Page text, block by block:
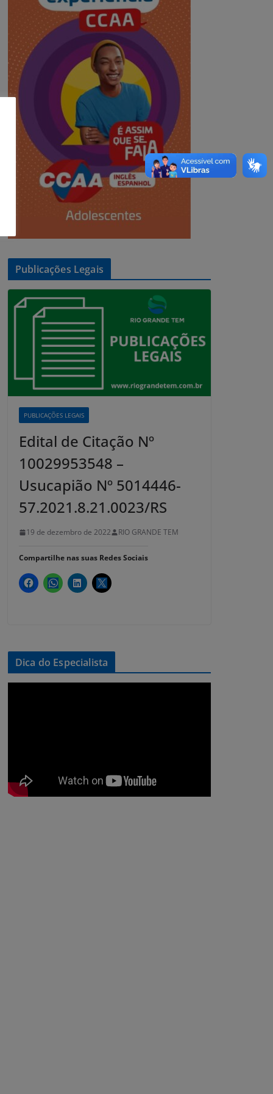
Publicações Legais
PUBLICAÇÕES LEGAIS
Edital de Citação Nº
10029953548 –
Usucapião Nº 5014446-
57.2021.8.21.0023/RS
19 de dezembro de 2022 RIO GRANDE TEM
Compartilhe nas suas Redes Sociais
Dica do Especialista